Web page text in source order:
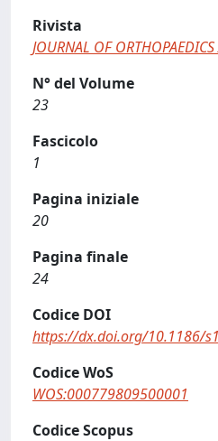
Rivista
JOURNAL OF
N° del Volume
23
Fascicolo
1
Pagina iniziale
20
Pagina finale
24
Codice DOI
https://dx.doi.org/10.1186/
Codice WoS
WOS:000779809500001
Codice Scopus